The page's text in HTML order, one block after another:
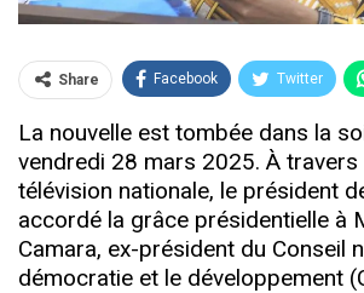
Share Facebook Twitter
La nouvelle est tombée dans la
vendredi 28 mars 2025. À travers
télévision nationale, le président
accordé la grâce présidentielle à
Camara, ex-président du Conseil
démocratie et le développement